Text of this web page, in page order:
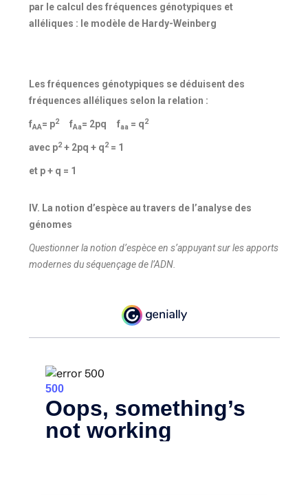
par le calcul des fréquences génotypiques et
alléliques : le modèle de Hardy-Weinberg
Les fréquences génotypiques se déduisent des
fréquences alléliques selon la relation :
fAA= p2fAa= 2pq faa = q2
avec p2+ 2pq + q2= 1
et p + q = 1
IV. La notion d’espèce au travers de l’analyse des
génomes
Questionner la notion d’espèce en s’appuyant sur les apports
modernes du séquençage de l’ADN.